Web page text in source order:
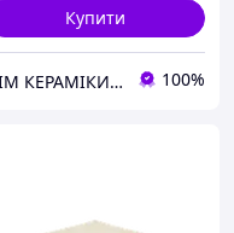
Купити
ДІМ КЕРАМІКИ Shostak 100%